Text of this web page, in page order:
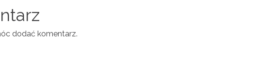
dodać komentarz.